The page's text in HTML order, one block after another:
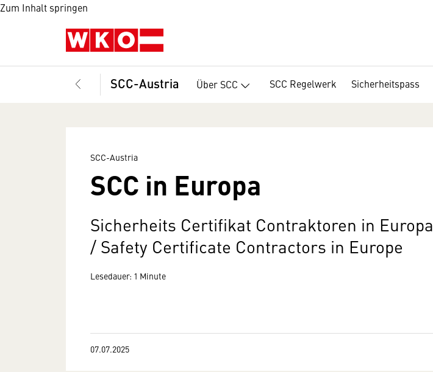
Zum Inhalt springen
SCC-Austria Über SCC SCC Regelwerk Sicherheitspass
SCC-Austria
SCC in Europa
Sicherheits Certifikat Contraktoren in Europa
/ Safety Certificate Contractors in Europe
Lesedauer: 1 Minute
07.07.2025